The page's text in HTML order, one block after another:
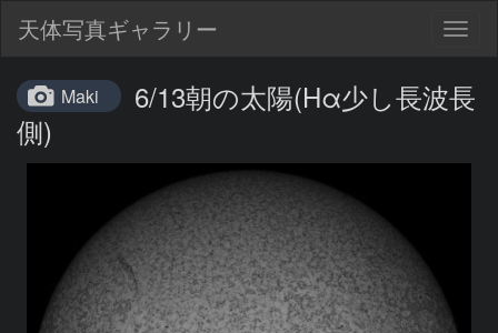
天体写真ギャラリー
Maki
6/13朝の太陽(Hα少し長波長
側)